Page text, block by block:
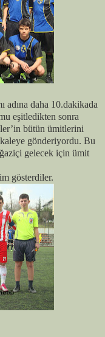
adına daha 10.dakikada
eşitledikten sonra
bütün ümitlerini
gönderiyordu. Bu
gelecek için ümit
gösterdiler.